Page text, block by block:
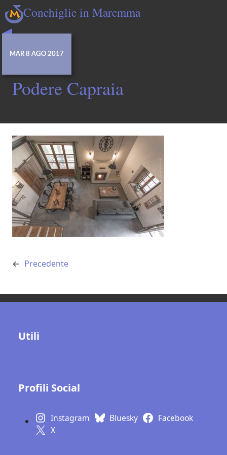
Conchiglie in Maremma
MAR 8 AGO 2017
Podere Capraia
← Precedente
Utili
Profili Social
Instagram Bluesky
Facebook
X